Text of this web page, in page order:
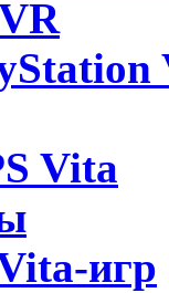
Vita
игр